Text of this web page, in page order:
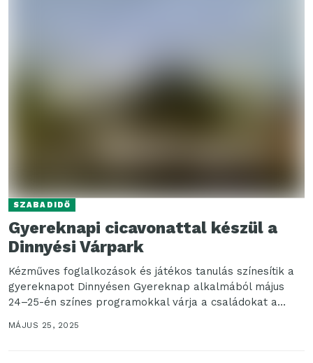
SZABADIDŐ
Gyereknapi cicavonattal készül a
Dinnyési Várpark
Kézműves foglalkozások és játékos tanulás színesítik a
gyereknapot Dinnyésen Gyereknap alkalmából május
24–25-én színes programokkal várja a családokat a
MÁJUS 25, 2025